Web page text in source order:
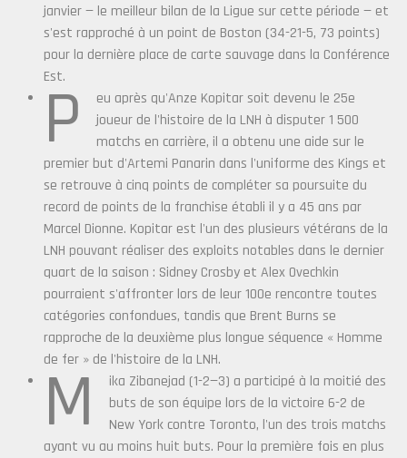
janvier — le meilleur bilan de la Ligue sur cette période — et
s'est rapproché à un point de Boston (34-21-5, 73 points)
pour la dernière place de carte sauvage dans la Conférence
Est.
P
eu après qu'Anze Kopitar soit devenu le 25e
joueur de l'histoire de la LNH à disputer 1 500
matchs en carrière, il a obtenu une aide sur le
premier but d'Artemi Panarin dans l'uniforme des Kings et
se retrouve à cinq points de compléter sa poursuite du
record de points de la franchise établi il y a 45 ans par
Marcel Dionne. Kopitar est l'un des plusieurs vétérans de la
LNH pouvant réaliser des exploits notables dans le dernier
quart de la saison : Sidney Crosby et Alex Ovechkin
pourraient s'affronter lors de leur 100e rencontre toutes
catégories confondues, tandis que Brent Burns se
rapproche de la deuxième plus longue séquence « Homme
de fer » de l'histoire de la LNH.
M
ika Zibanejad (1-2—3) a participé à la moitié des
buts de son équipe lors de la victoire 6-2 de
New York contre Toronto, l'un des trois matchs
ayant vu au moins huit buts. Pour la première fois en plus